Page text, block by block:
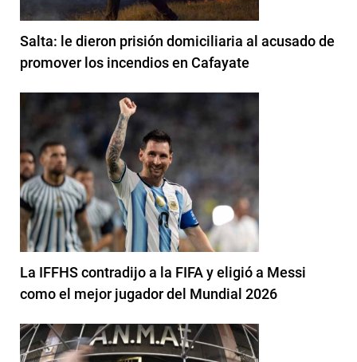
Salta: le dieron prisión domiciliaria al acusado de
promover los incendios en Cafayate
La IFFHS contradijo a la FIFA y eligió a Messi
como el mejor jugador del Mundial 2026